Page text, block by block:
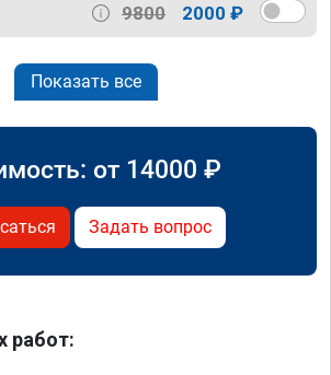
9800 2000 ₽
Показать все
от 14000 ₽
Задать вопрос
работ: